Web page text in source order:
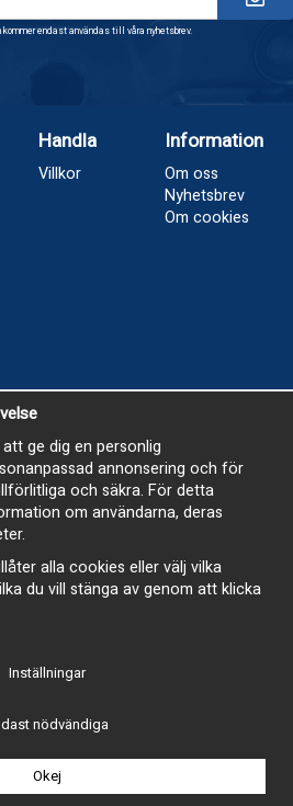
kommer endast användas till våra nyhetsbrev.
Handla
Villkor
Information
Om oss
Nyhetsbrev
Om cookies
stängt
och paket skickas hela
Wikinggruppen
ge dig en personlig
annonsering och för
och säkra. För detta
om användarna, deras
alla cookies eller välj vilka
du vill stänga av genom att klicka
Inställningar
nödvändiga
Okej